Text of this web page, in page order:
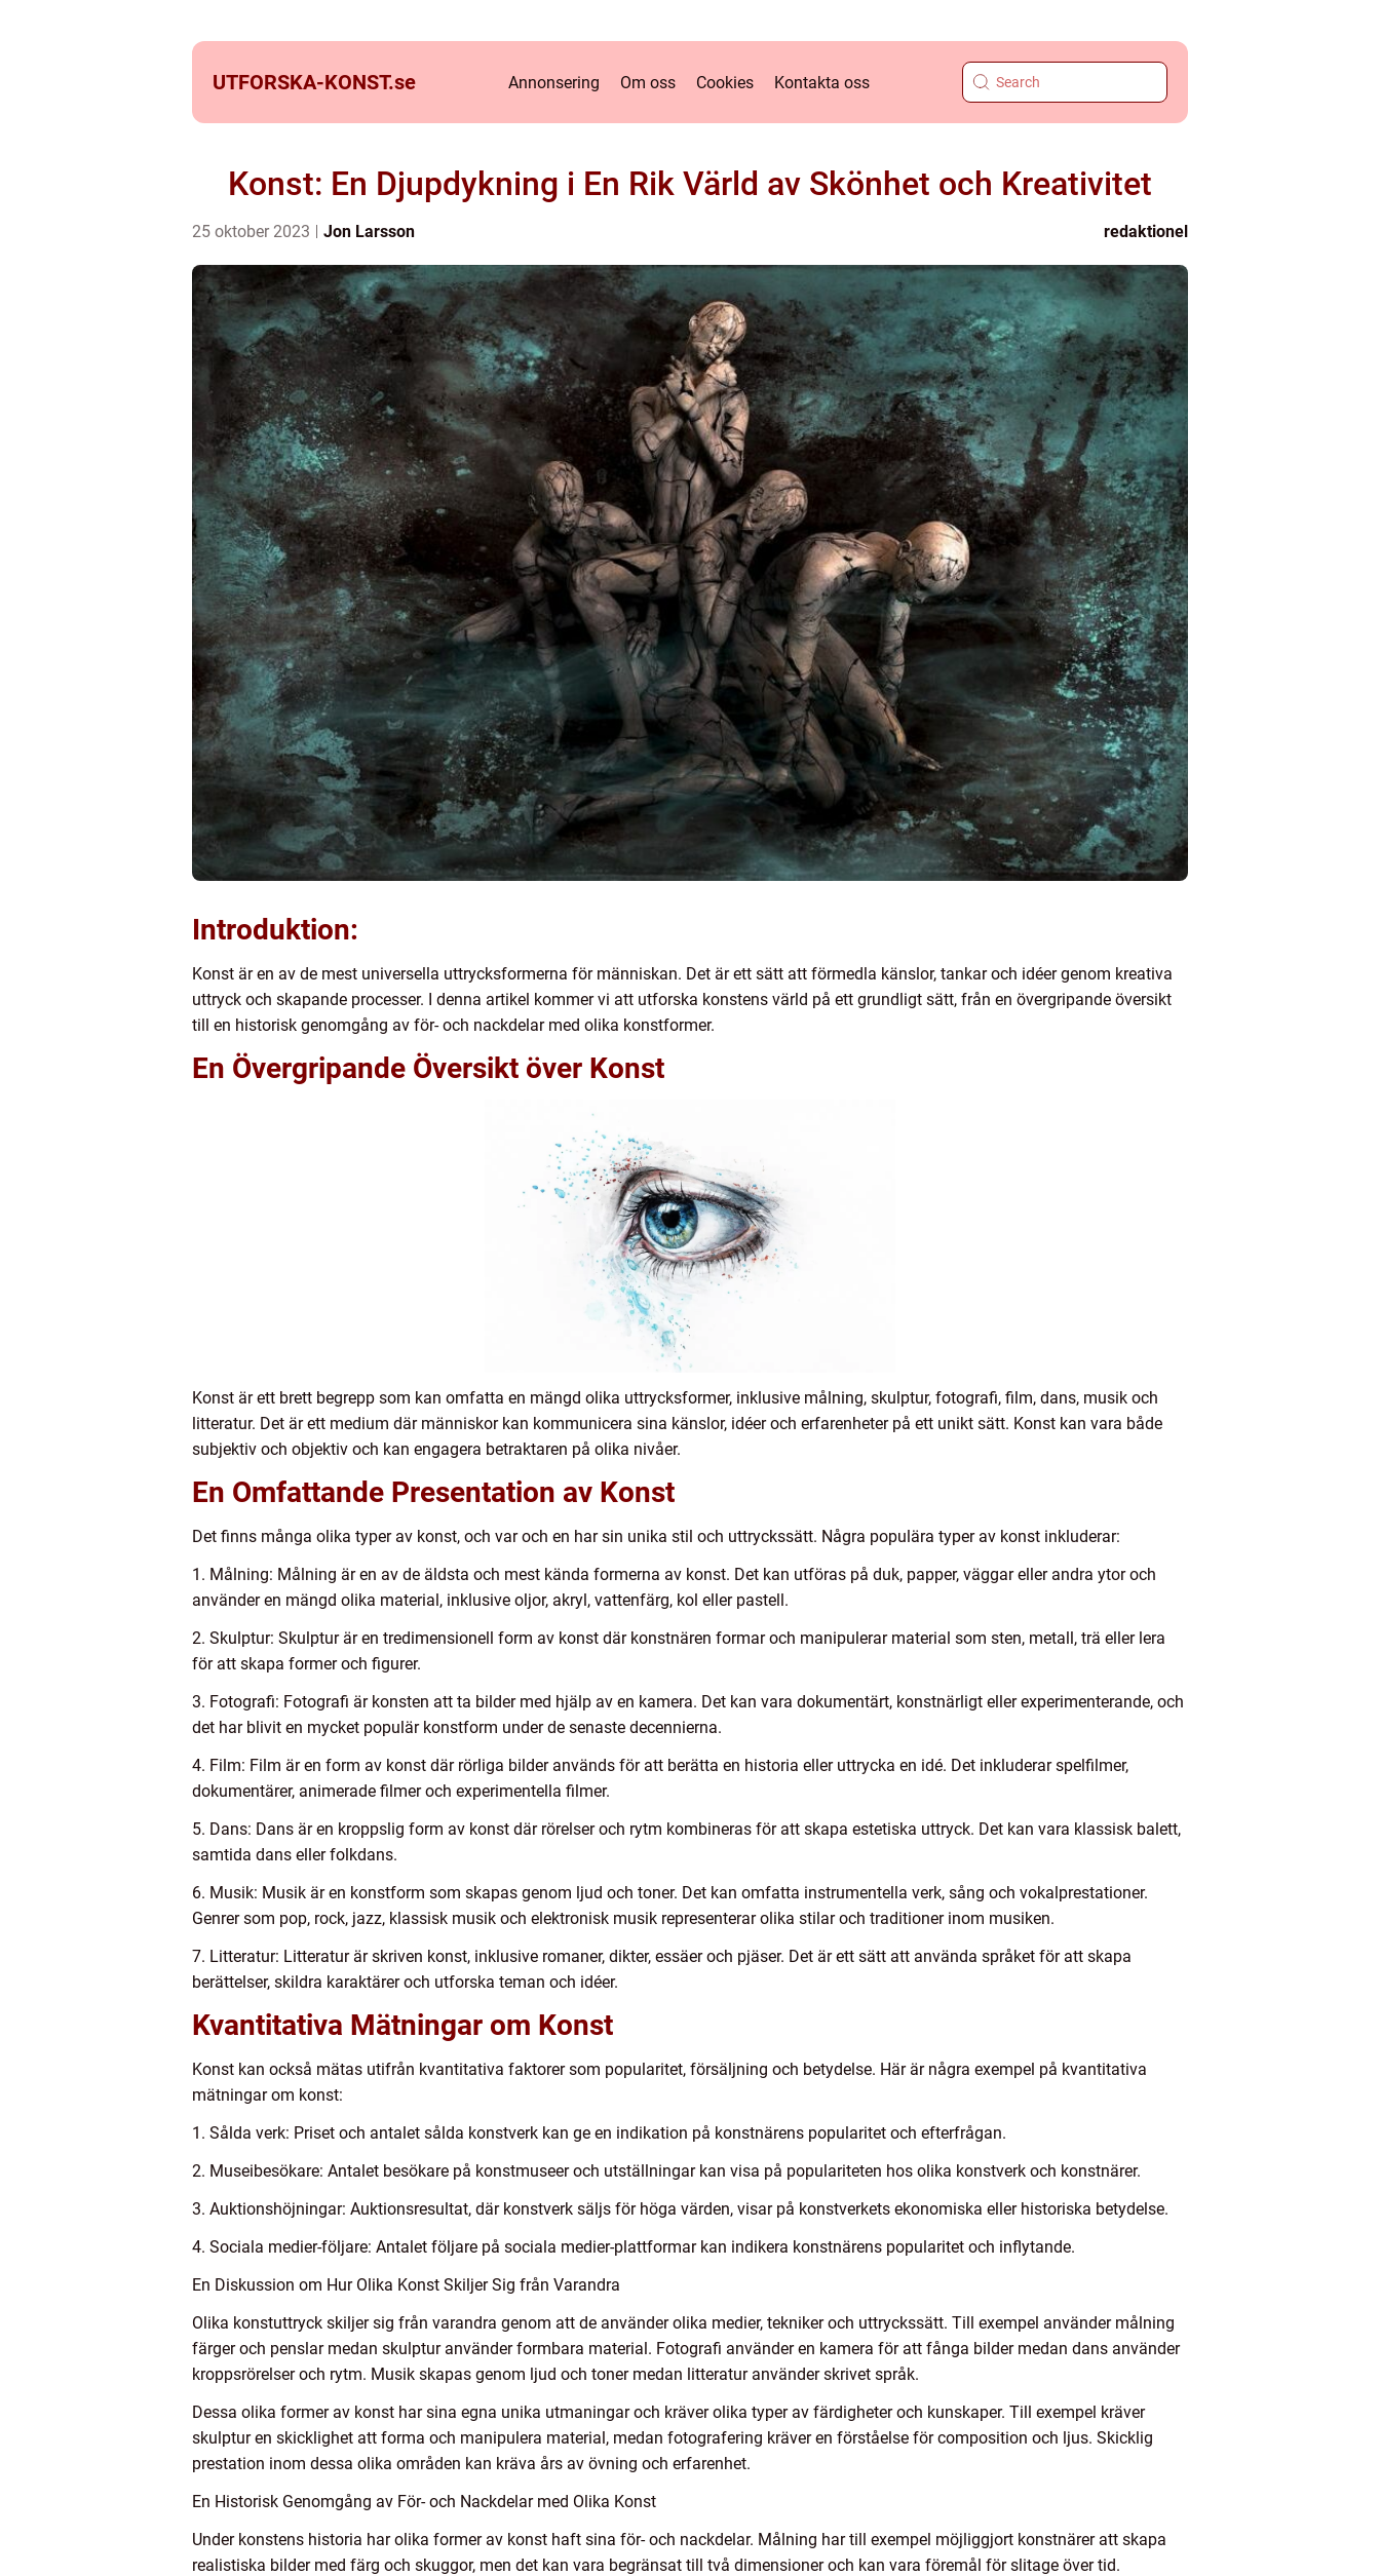
UTFORSKA-KONST.se Annonsering Om oss Cookies Kontakta oss
Konst: En Djupdykning i En Rik Värld av Skönhet och Kreativitet
25 oktober 2023 Jon Larsson redaktionel
Introduktion:
Konst är en av de mest universella uttrycksformerna för människan. Det är ett sätt att förmedla känslor, tankar och idéer genom kreativa
uttryck och skapande processer. I denna artikel kommer vi att utforska konstens värld på ett grundligt sätt, från en övergripande översikt
till en historisk genomgång av för- och nackdelar med olika konstformer.
En Övergripande Översikt över Konst
Konst är ett brett begrepp som kan omfatta en mängd olika uttrycksformer, inklusive målning, skulptur, fotografi, film, dans, musik och
litteratur. Det är ett medium där människor kan kommunicera sina känslor, idéer och erfarenheter på ett unikt sätt. Konst kan vara både
subjektiv och objektiv och kan engagera betraktaren på olika nivåer.
En Omfattande Presentation av Konst
Det finns många olika typer av konst, och var och en har sin unika stil och uttryckssätt. Några populära typer av konst inkluderar:
1. Målning: Målning är en av de äldsta och mest kända formerna av konst. Det kan utföras på duk, papper, väggar eller andra ytor och
använder en mängd olika material, inklusive oljor, akryl, vattenfärg, kol eller pastell.
2. Skulptur: Skulptur är en tredimensionell form av konst där konstnären formar och manipulerar material som sten, metall, trä eller lera
för att skapa former och figurer.
3. Fotografi: Fotografi är konsten att ta bilder med hjälp av en kamera. Det kan vara dokumentärt, konstnärligt eller experimenterande, och
det har blivit en mycket populär konstform under de senaste decennierna.
4. Film: Film är en form av konst där rörliga bilder används för att berätta en historia eller uttrycka en idé. Det inkluderar spelfilmer,
dokumentärer, animerade filmer och experimentella filmer.
5. Dans: Dans är en kroppslig form av konst där rörelser och rytm kombineras för att skapa estetiska uttryck. Det kan vara klassisk balett,
samtida dans eller folkdans.
6. Musik: Musik är en konstform som skapas genom ljud och toner. Det kan omfatta instrumentella verk, sång och vokalprestationer.
Genrer som pop, rock, jazz, klassisk musik och elektronisk musik representerar olika stilar och traditioner inom musiken.
7. Litteratur: Litteratur är skriven konst, inklusive romaner, dikter, essäer och pjäser. Det är ett sätt att använda språket för att skapa
berättelser, skildra karaktärer och utforska teman och idéer.
Kvantitativa Mätningar om Konst
Konst kan också mätas utifrån kvantitativa faktorer som popularitet, försäljning och betydelse. Här är några exempel på kvantitativa
mätningar om konst:
1. Sålda verk: Priset och antalet sålda konstverk kan ge en indikation på konstnärens popularitet och efterfrågan.
2. Museibesökare: Antalet besökare på konstmuseer och utställningar kan visa på populariteten hos olika konstverk och konstnärer.
3. Auktionshöjningar: Auktionsresultat, där konstverk säljs för höga värden, visar på konstverkets ekonomiska eller historiska betydelse.
4. Sociala medier-följare: Antalet följare på sociala medier-plattformar kan indikera konstnärens popularitet och inflytande.
En Diskussion om Hur Olika Konst Skiljer Sig från Varandra
Olika konstuttryck skiljer sig från varandra genom att de använder olika medier, tekniker och uttryckssätt. Till exempel använder målning
färger och penslar medan skulptur använder formbara material. Fotografi använder en kamera för att fånga bilder medan dans använder
kroppsrörelser och rytm. Musik skapas genom ljud och toner medan litteratur använder skrivet språk.
Dessa olika former av konst har sina egna unika utmaningar och kräver olika typer av färdigheter och kunskaper. Till exempel kräver
skulptur en skicklighet att forma och manipulera material, medan fotografering kräver en förståelse för composition och ljus. Skicklig
prestation inom dessa olika områden kan kräva års av övning och erfarenhet.
En Historisk Genomgång av För- och Nackdelar med Olika Konst
Under konstens historia har olika former av konst haft sina för- och nackdelar. Målning har till exempel möjliggjort konstnärer att skapa
realistiska bilder med färg och skuggor, men det kan vara begränsat till två dimensioner och kan vara föremål för slitage över tid.